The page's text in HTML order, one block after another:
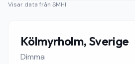
Visar data från SMHI
Kölmyrholm, Sverige
Dimma